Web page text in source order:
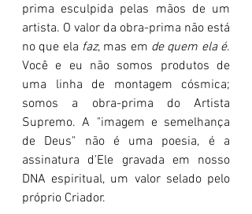
prima esculpida pelas mãos de um
artista. O valor da obra-prima não está
no que ela faz, mas em de quem ela é.
Você e eu não somos produtos de
uma linha de montagem cósmica;
somos a obra-prima do Artista
Supremo. A "imagem e semelhança
de Deus" não é uma poesia, é a
assinatura d'Ele gravada em nosso
DNA espiritual, um valor selado pelo
próprio Criador.